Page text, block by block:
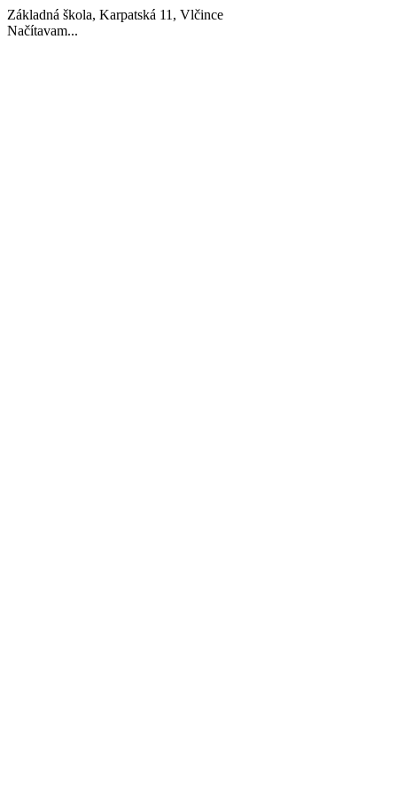
Základná škola, Karpatská 11, Vlčince
Načítavam...